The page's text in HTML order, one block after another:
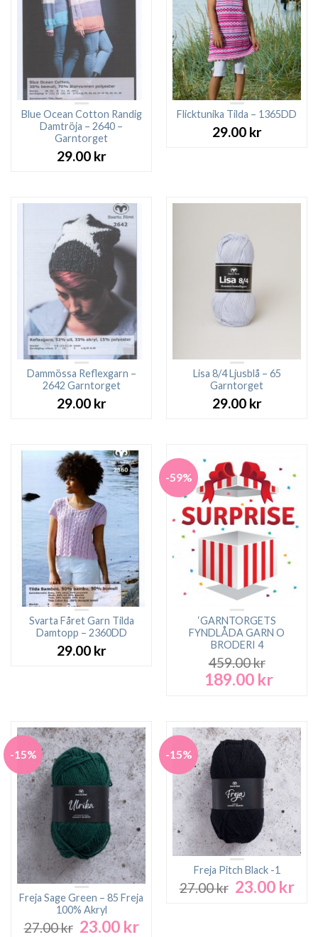
Blue Ocean Cotton Randig
Damtröja – 2640 –
Garntorget
29.00 kr
Flicktunika Tilda – 1365DD
29.00 kr
Dammössa Reflexgarn –
2642 Garntorget
29.00 kr
Lisa 8/4 Ljusblå – 65
Garntorget
29.00 kr
Svarta Fåret Garn Tilda
Damtopp – 2360DD
29.00 kr
-59%
‘GARNTORGETS
FYNDLÅDA GARN O
BRODERI 4
459.00kr
Det
459.00 kr.
189.00 krDet
189.00
-15%
Freja Sage Green – 85 Freja
100% Akryl
27.00kr Det
23.00 krDet
-15%
Freja Pitch Black -1
27.00kr Det
23.00 krDet